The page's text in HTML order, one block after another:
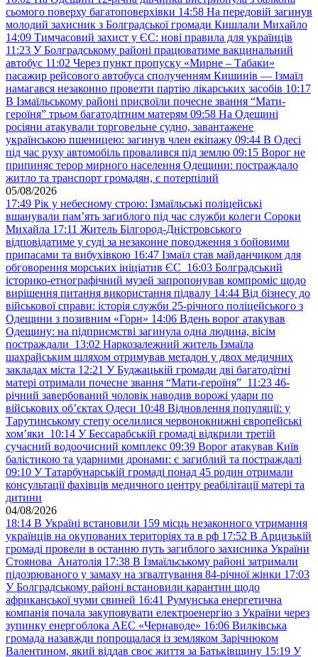
сьомого поверху багатоповерхівки 14:58 На передовій загинув
молодий захисник з Болградської громади Кишлали Михайло
14:09 Тимчасовий захист у ЄС: нові правила для українців
11:23 У Болградському районі працюватиме вакцинальний
автобус 11:02 Через пункт пропуску «Мирне – Табаки»
пасажир рейсового автобуса сполученням Кишинів — Ізмаїл
намагався незаконно провезти партію лікарських засобів 10:17
В Ізмаїльському районі присвоїли почесне звання “Мати-
героїня” трьом багатодітним матерям 09:58 На Одещині
росіяни атакували торговельне судно, завантажене
українською пшеницею: загинув член екіпажу 09:44 В Одесі
під час руху автомобіль провалився під землю 09:15 Ворог не
припиняє терор мирного населення Одещини: постраждало
житло та транспорт громадян, є потерпілий
05/08/2026
17:49 Рік у небесному строю: Ізмаїльські поліцейські
вшанували пам’ять загиблого під час служби колеги Сороки
Михайла 17:11 Житель Білгород-Дністровського
відповідатиме у суді за незаконне поводження з бойовими
припасами та вибухівкою 16:47 Ізмаїл став майданчиком для
обговорення морських ініціатив ЄС 16:03 Болградський
історико-етнографічний музей запропонував компроміс щодо
вирішення питання використання підвалу 14:44 Від бізнесу до
військової справи: історія служби 25-річного поліцейського з
Одещини з позивним «Горн» 14:06 Вдень ворог атакував
Одещину: на підприємстві загинула одна людина, вісім
постраждали 13:02 Наркозалежний житель Ізмаїла
шахрайським шляхом отримував метадон у двох медичних
закладах міста 12:21 У Буджацькій громади дві багатодітні
матері отримали почесне звання “Мати-героїня” 11:23 46-
річний завербований чоловік наводив ворожі удари по
військових обʼєктах Одеси 10:48 Відновлення популяції: у
Тарутинському степу оселилися червонокнижні європейські
хом’яки 10:14 У Бессарабській громаді відкрили третій
сучасний водоочисний комплекс 09:39 Ворог атакував Київ
балістикою та ударними дронами: є загиблий та постраждалі
09:10 У Татарбунарській громаді понад 45 родин отримали
консультації фахівців медичного центру реабілітації матері та
дитини
04/08/2026
18:14 В Україні встановили 159 місць незаконного утримання
українців на окупованих територіях та в рф 17:52 В Арцизькій
громаді провели в останню путь загиблого захисника України
Стоянова Анатолія 17:38 В Ізмаїльському районі затримали
підозрюваного у замаху на зґвалтування 84-річної жінки 17:03
У Болградському районі встановили карантин щодо
африканської чуми свиней 16:41 Румунська енергетична
компанія почала закуповувати електроенергію з України через
зупинку енергоблока АЕС «Чернаводе» 16:06 Вилківська
громада назавжди попрощалася із земляком Зарічнюком
Валентином, який віддав своє життя за Батьківщину 15:19 У